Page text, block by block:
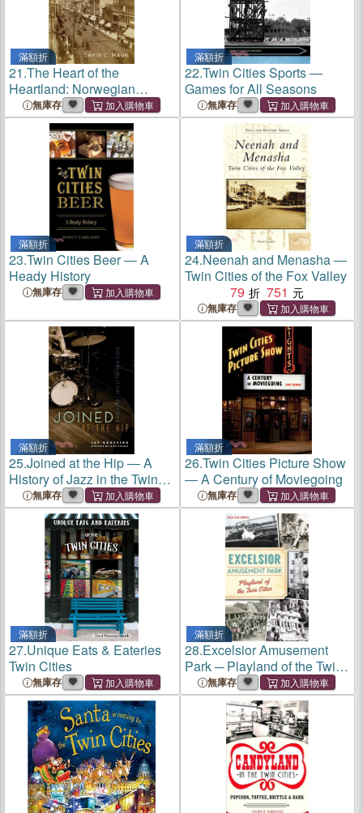
滿額折
21.The Heart of the
Heartland: Norwegian
American Community in the
Twin Cities
無庫存
滿額折
22.Twin Cities Sports ―
Games for All Seasons
無庫存
滿額折
23.Twin Cities Beer ― A
Heady History
無庫存
滿額折
24.Neenah and Menasha ―
Twin Cities of the Fox Valley
79
751
無庫存
滿額折
25.Joined at the Hip ― A
History of Jazz in the Twin
Cities無庫存
滿額折
26.Twin Cities Picture Show
― A Century of Moviegoing
無庫存
滿額折
27.Unique Eats & Eateries
Twin Cities
無庫存
滿額折
28.Excelsior Amusement
Park ─ Playland of the Twin
Cities無庫存